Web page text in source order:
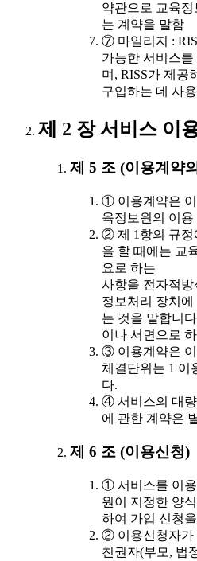
약관으로 교육
는 계약을 말함
⑦ 마일리지 :
가능한 서비스
며, RISS가 제공
구입하는 데 사
제 2 장 서비스 이
제 5 조 (이용계약
① 이용계약은
육정보원의 이
② 제 1항의 규정
을 할 때에는 교
요로 하는
사항을 전자적
정보처리 장치
는 것을 말합니
이나 서면으로
③ 이용계약은
체결단위는 1 이
다.
④ 서비스의 대
에 관한 계약은
제 6 조 (이용신청)
① 서비스를 이용
원이 지정한 양
하여 가입 신청
② 이용신청자가
친권자(부모, 법